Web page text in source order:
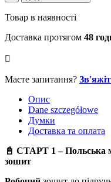
мова
для
виживання.
Робочий
зошит
кількість
Товар в наявності
Доставка протягом 48
Маєте запитання?
Опис
Dane szczegółowe
Думки
Доставка та оплата
📓 СТАРТ 1 – Польська
зошит